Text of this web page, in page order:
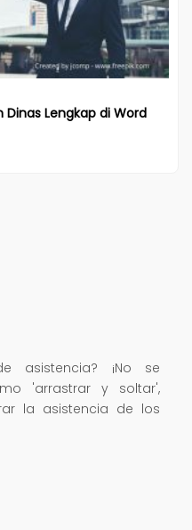
Lengkap di Word
asistencia? ¡No se
'arrastrar y soltar',
la asistencia de los